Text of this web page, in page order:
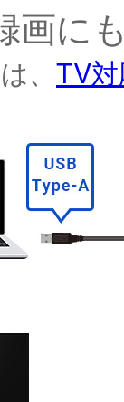
画に
、 TV